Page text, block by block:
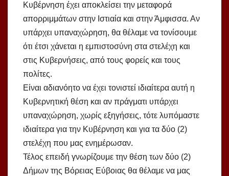
Κυβέρνηση έχει αποκλείσει την μεταφορά
απορριμμάτων στην Ιστιαία και στην Άμφισσα. Αν
υπάρχει υπαναχώρηση, θα θέλαμε να τονίσουμε
ότι έτσι χάνεται η εμπιστοσύνη στα στελέχη και
στις Κυβερνήσεις, από τους φορείς και τους
πολίτες.
Είναι αδιανόητο να έχει τονιστεί ιδιαίτερα αυτή η
Κυβερνητική θέση και αν πράγματι υπάρχει
υπαναχώρηση, χωρίς εξηγήσεις, τότε λυπόμαστε
ιδιαίτερα για την Κυβέρνηση και για τα δύο (2)
στελέχη που μας ενημέρωσαν.
Τέλος επειδή γνωρίζουμε την θέση των δύο (2)
Δήμων της Βόρειας Εύβοιας θα θέλαμε να μας